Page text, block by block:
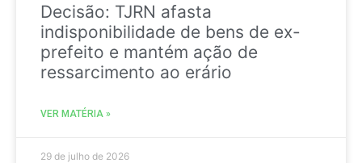
Decisão: TJRN afasta
indisponibilidade de bens de ex-
prefeito e mantém ação de
ressarcimento ao erário
VER MATÉRIA »
29 de julho de 2026